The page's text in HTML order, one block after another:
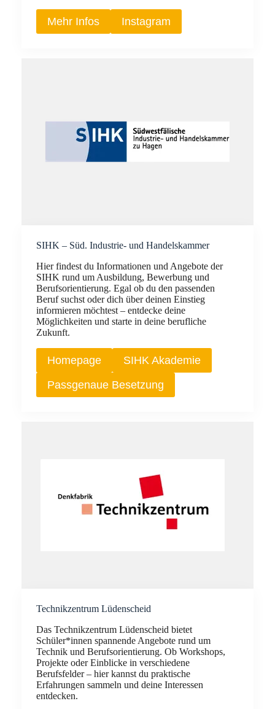
Mehr Infos Instagram
SIHK – Süd. Industrie- und Handelskammer
Hier findest du Informationen und Angebote der
SIHK rund um Ausbildung, Bewerbung und
Berufsorientierung. Egal ob du den passenden
Beruf suchst oder dich über deinen Einstieg
informieren möchtest – entdecke deine
Möglichkeiten und starte in deine berufliche
Zukunft.
Homepage
SIHK Akademie
Passgenaue Besetzung
Technikzentrum Lüdenscheid
Das Technikzentrum Lüdenscheid bietet
Schüler*innen spannende Angebote rund um
Technik und Berufsorientierung. Ob Workshops,
Projekte oder Einblicke in verschiedene
Berufsfelder – hier kannst du praktische
Erfahrungen sammeln und deine Interessen
entdecken.